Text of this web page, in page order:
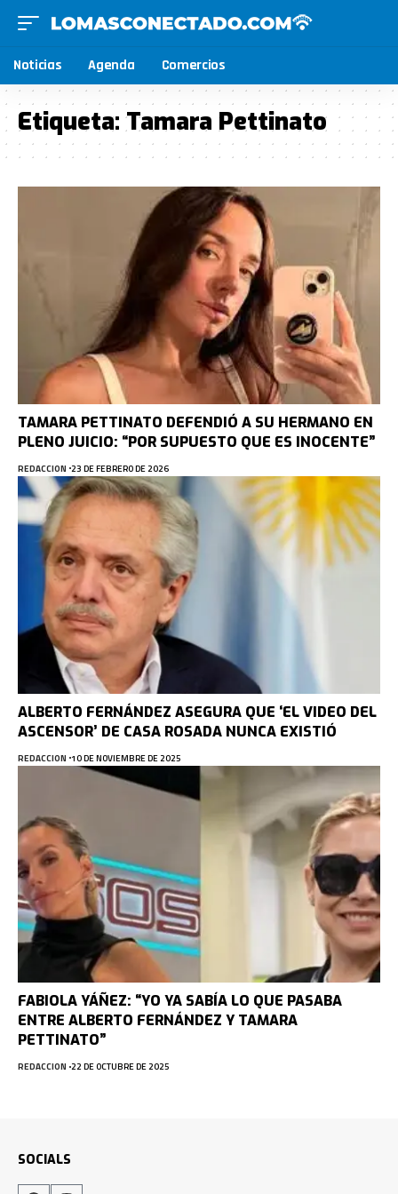
Noticias Agenda Comercios
Etiqueta:Tamara Pettinato
TAMARA PETTINATO DEFENDIÓ A SU HERMANO EN
PLENO JUICIO: “POR SUPUESTO QUE ES INOCENTE”
REDACCION 23 DE FEBRERO DE 2026
ALBERTO FERNÁNDEZ ASEGURA QUE ‘EL VIDEO DEL
ASCENSOR’ DE CASA ROSADA NUNCA EXISTIÓ
REDACCION 10 DE NOVIEMBRE DE 2025
FABIOLA YÁÑEZ: “YO YA SABÍA LO QUE PASABA
ENTRE ALBERTO FERNÁNDEZ Y TAMARA
PETTINATO”
REDACCION 22 DE OCTUBRE DE 2025
SOCIALS